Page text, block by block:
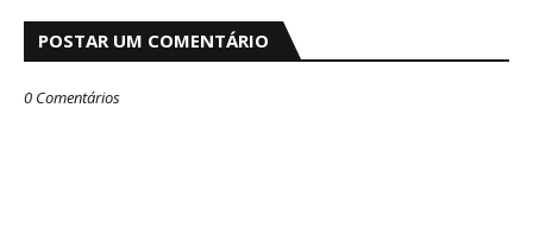
POSTAR UM COMENTÁRIO
0 Comentários